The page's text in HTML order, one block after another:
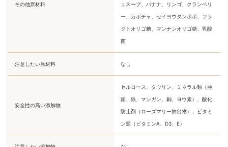
その他原材料
ュスープ、バナナ、リンゴ、クランベリ
ー、カボチャ、セイヨウタンポポ、フラ
クトオリゴ糖、マンナンオリゴ糖、乳酸
菌
注意したい原材料 なし
安全性の高い添加物
セルロース、タウリン、ミネラル類（亜
鉛、鉄、マンガン、銅、ヨウ素）、酸化
防止剤（ローズマリー抽出物）、ビタミ
ン類（ビタミンA、D3、E）